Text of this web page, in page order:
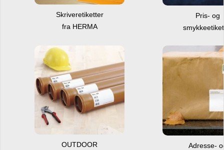
Skriveretiketter
fra HERMA
Pris- og
OUTDOOR
Adresse-